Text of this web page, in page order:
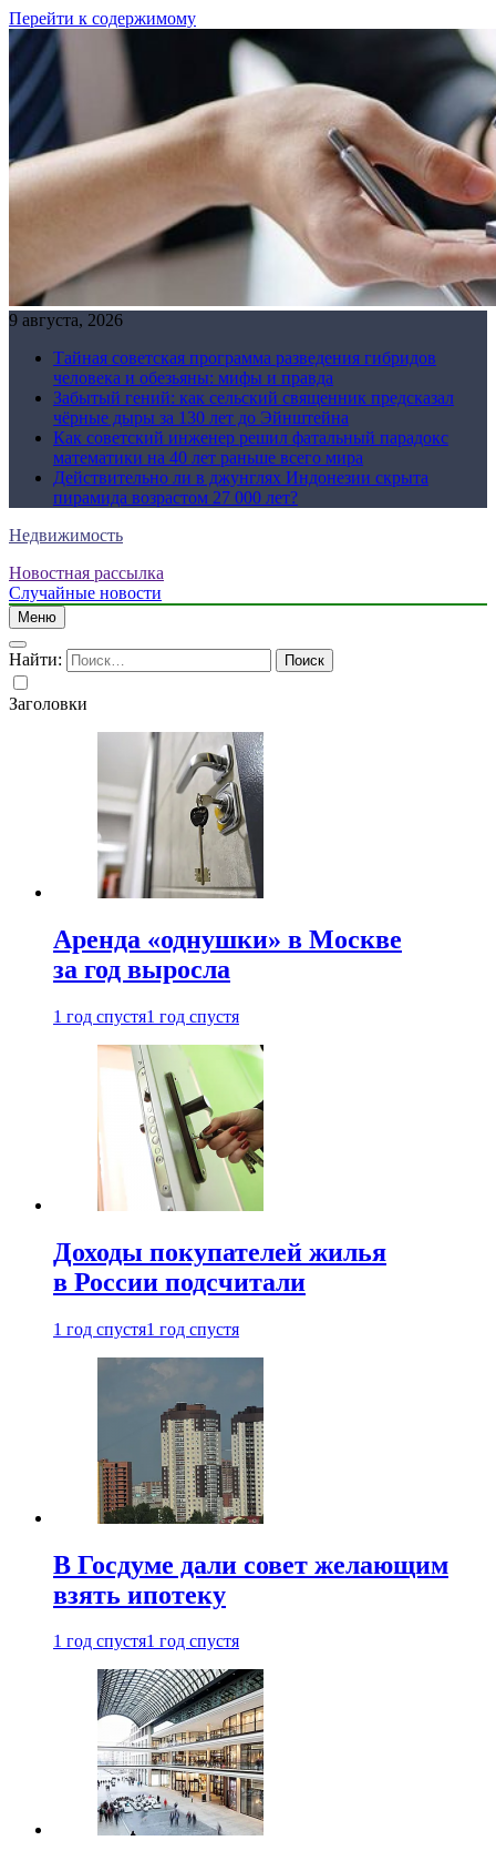
Перейти к содержимому
9 августа, 2026
Тайная советская программа разведения гибридов
человека и обезьяны: мифы и правда
Забытый гений: как сельский священник предсказал
чёрные дыры за 130 лет до Эйнштейна
Как советский инженер решил фатальный парадокс
математики на 40 лет раньше всего мира
Действительно ли в джунглях Индонезии скрыта
пирамида возрастом 27 000 лет?
Недвижимость
Новостная рассылка
Случайные новости
Меню
Найти:
Заголовки
Аренда «однушки» в Москве
за год выросла
1 год спустя1 год спустя
Доходы покупателей жилья
в России подсчитали
1 год спустя1 год спустя
В Госдуме дали совет желающим
взять ипотеку
1 год спустя1 год спустя